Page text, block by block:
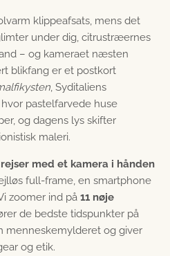
klippeafsats, mens det
under dig, citrustræernes
– og kameraet næsten
blikfang er et postkort
, Syditaliens
pastelfarvede huse
og dagens lys skifter
maleri.
rejser med et kamera i hånden
full-frame, en smartphone
zoomer ind på 11 nøje
de bedste tidspunkter på
menneskemylderet og giver
og etik.